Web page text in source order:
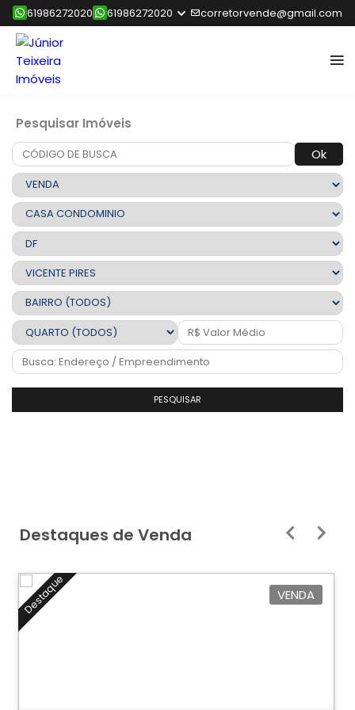
61986272020 61986272020 corretorvende@gmail.com
Pesquisar Imóveis
Ok
PESQUISAR
Destaques de Venda
Destaque VENDA